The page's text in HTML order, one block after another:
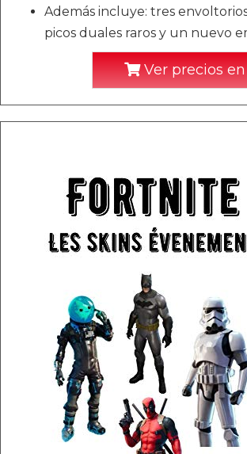
Además incluye: tres
picos duales raros y un nuevo
Ver precios